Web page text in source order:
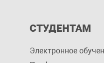
СТУДЕНТАМ
Электронное